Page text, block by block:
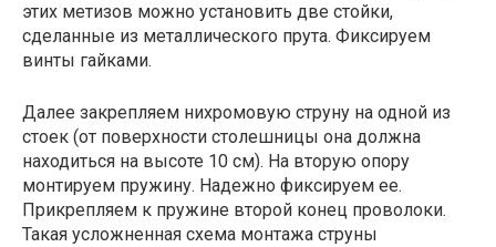
этих метизов можно установить две стойки,
сделанные из металлического прута. Фиксируем
винты гайками.
Далее закрепляем нихромовую струну на одной из
стоек (от поверхности столешницы она должна
находиться на высоте 10 см). На вторую опору
монтируем пружину. Надежно фиксируем ее.
Прикрепляем к пружине второй конец проволоки.
Такая усложненная схема монтажа струны